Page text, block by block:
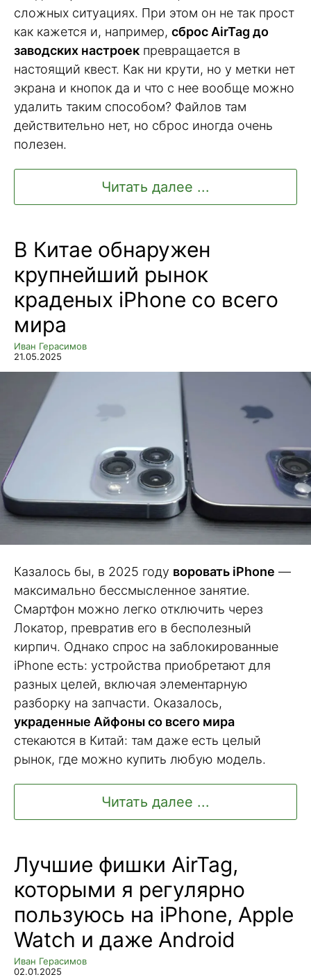
сложных ситуациях. При этом он не так прост
как кажется и, например, сброс AirTag до
заводских настроек превращается в
настоящий квест. Как ни крути, но у метки нет
экрана и кнопок да и что с нее вообще можно
удалить таким способом? Файлов там
действительно нет, но сброс иногда очень
полезен.
Читать далее ...
В Китае обнаружен
крупнейший рынок
краденых iPhone со всего
мира
Иван Герасимов
21.05.2025
Казалось бы, в 2025 году воровать iPhone —
максимально бессмысленное занятие.
Смартфон можно легко отключить через
Локатор, превратив его в бесполезный
кирпич. Однако спрос на заблокированные
iPhone есть: устройства приобретают для
разных целей, включая элементарную
разборку на запчасти. Оказалось,
украденные Айфоны со всего мира
стекаются в Китай: там даже есть целый
рынок, где можно купить любую модель.
Читать далее ...
Лучшие фишки AirTag,
которыми я регулярно
пользуюсь на iPhone, Apple
Watch и даже Android
Иван Герасимов
02.01.2025